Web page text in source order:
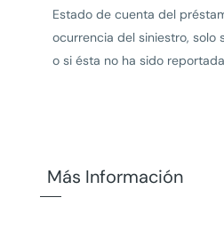
Estado de cuenta del
ocurrencia del siniestro, solo
o si ésta no ha sido
Más Información